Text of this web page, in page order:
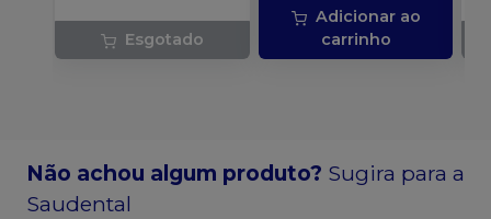
Esgotado
Adicionar ao
carrinho
Não achou algum produto? Sugira para a
Saudental